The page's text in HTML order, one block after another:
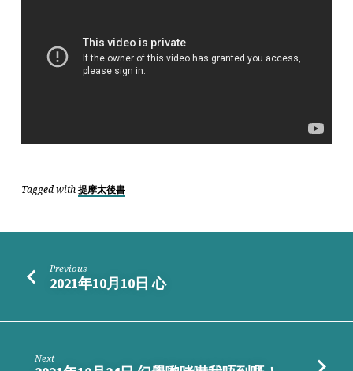
的
Tagged with 提摩太後書
Previous
2021年10月10日 心
Next